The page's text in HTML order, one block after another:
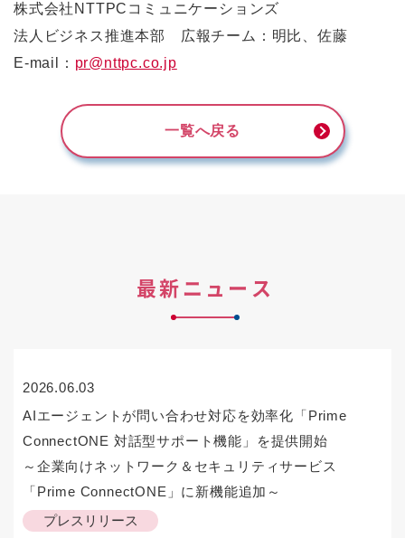
株式会社NTTPCコミュニケーションズ
法人ビジネス推進本部 広報チーム：明比、佐藤
E-mail： pr@nttpc.co.jp
一覧へ戻る
最新ニュース
2026.06.03
プレスリリース
AIエージェントが問い合わせ対応を効率化「Prime
ConnectONE 対話型サポート機能」を提供開始
～企業向けネットワーク＆セキュリティサービス
「Prime ConnectONE」に新機能追加～